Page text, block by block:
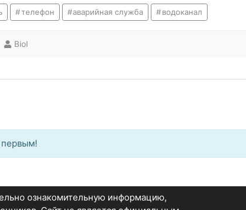
телефон аварийная служба водоканал
Biol
ознакомительную информацию,